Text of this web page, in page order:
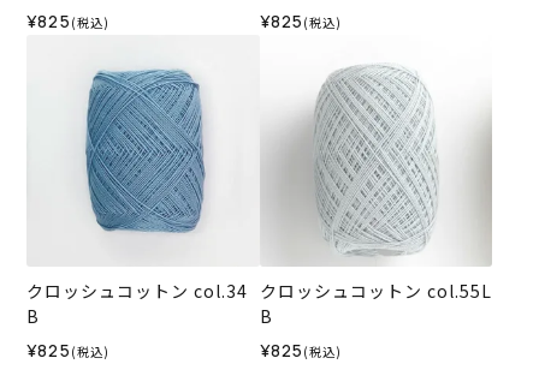
¥825 (税込) ¥825 (税込)
クロッシュコットン col.34
B
¥825 (税込)
クロッシュコットン col.55L
B
¥825 (税込)